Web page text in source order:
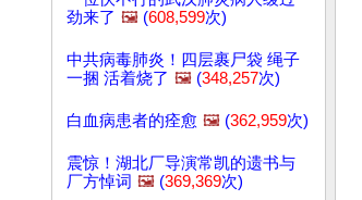
劲来了 🖼️ (608,599次)
中共病毒肺炎！四层裹尸袋 绳子
一捆 活着烧了 🖼️ (348,257次)
白血病患者的痊愈 🖼️ (362,959次)
震惊！湖北厂导演常凯的遗书与
厂方悼词 🖼️ (369,369次)